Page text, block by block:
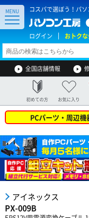
コスパで選ぼう！パソ
ログイン おトクな
MENU
全国店舗情報
初めての方 お気に入り
PCパーツ・周辺
アイネックス
PX-009B